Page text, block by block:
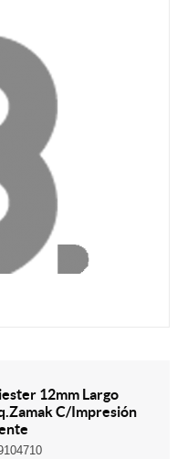
12mm Largo
C/Impresión